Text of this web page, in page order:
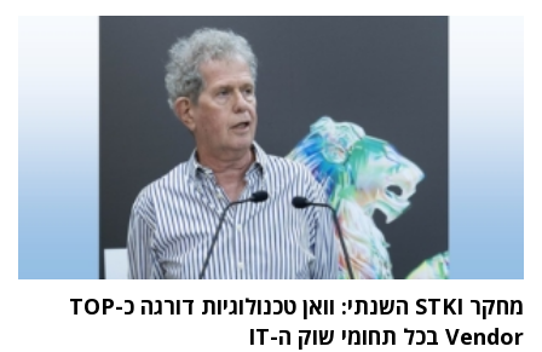
מחקר STKI השנתי: וואן טכנולוגיות דורגה כ-TOP
Vendor בכל תחומי שוק ה-IT